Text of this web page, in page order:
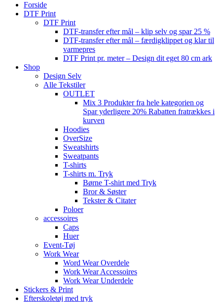
Forside
DTF Print
DTF Print
DTF-transfer efter mål – klip selv og spar 25 %
DTF-transfer efter mål – færdigklippet og klar til
varmepres
DTF Print pr. meter – Design dit eget 80 cm ark
Shop
Design Selv
Alle Tekstiler
OUTLET
Mix 3 Produkter fra hele kategorien og
Spar yderligere 20% Rabatten fratrækkes i
kurven
Hoodies
OverSize
Sweatshirts
Sweatpants
T-shirts
T-shirts m. Tryk
Børne T-shirt med Tryk
Bror & Søster
Tekster & Citater
Poloer
accessoires
Caps
Huer
Event-Tøj
Work Wear
Word Wear Overdele
Work Wear Accessoires
Work Wear Underdele
Stickers & Print
Efterskoletøj med tryk